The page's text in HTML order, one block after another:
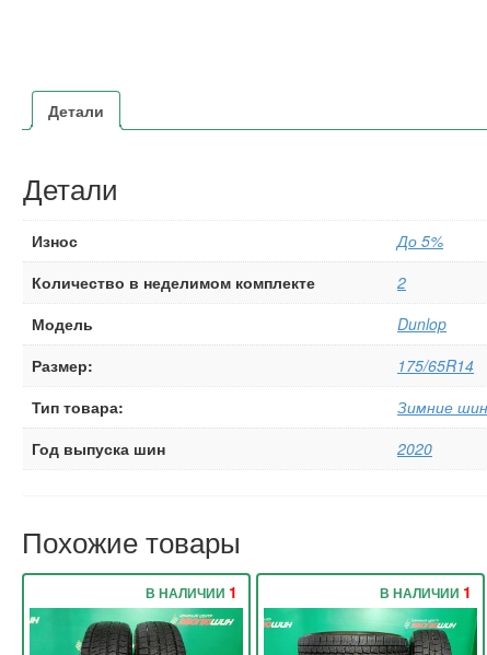
Детали
Детали
Износ
До 5%
Количество в неделимом комплекте
2
Модель
Dunlop
Размер:
175/65R14
Тип товара:
Зимние
Год выпуска шин
2020
Похожие товары
В НАЛИЧИИ 1 В НАЛИЧИИ 1